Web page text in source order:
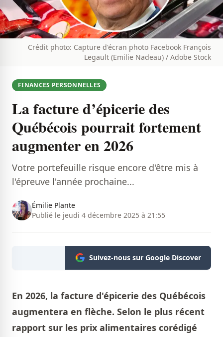
Crédit photo: Capture d'écran photo Facebook François
Legault (Emilie Nadeau) / Adobe Stock
FINANCES PERSONNELLES
La facture d’épicerie des
Québécois pourrait fortement
augmenter en 2026
Votre portefeuille risque encore d'être mis à
l'épreuve l'année prochaine...
Émilie Plante
Publié le jeudi 4 décembre 2025 à 21:55
Suivez-nous sur Google Discover
En 2026, la facture d'épicerie des Québécois
augmentera en flèche. Selon le plus récent
rapport sur les prix alimentaires corédigé